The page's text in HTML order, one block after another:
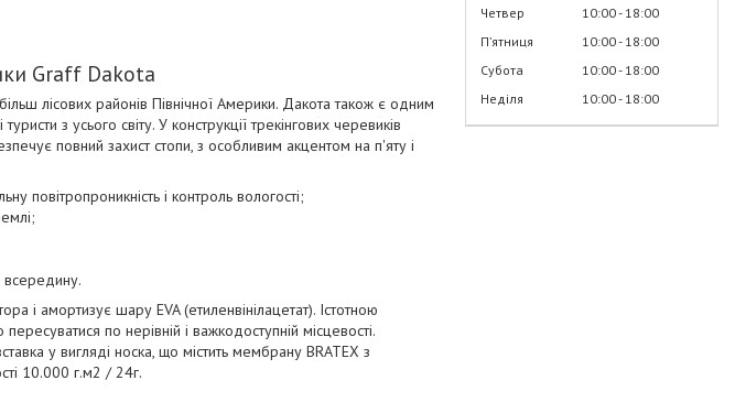
Graff Dakota
лісових районів Північної Америки. Дакота також є одним
з усього світу. У конструкції трекінгових черевиків
повний захист стопи, з особливим акцентом на п'яту і
повітропроникність і контроль вологості;
всередину.
і амортизує шару EVA (етиленвінілацетат). Істотною
по нерівній і важкодоступній місцевості.
у вигляді носка, що містить мембрану BRATEX з
10.000 г.м2 / 24г.
Четвер
10:00 18:00
Пʼятниця
10:00 18:00
Субота
10:00 18:00
Неділя
10:00 18:00